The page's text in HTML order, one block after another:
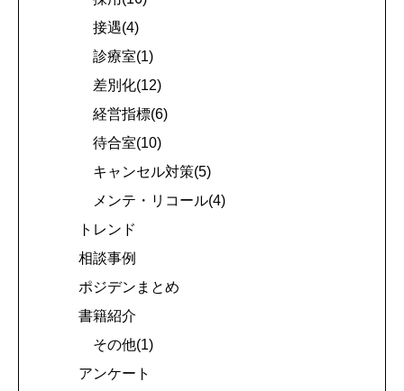
接遇(4)
診療室(1)
差別化(12)
経営指標(6)
待合室(10)
キャンセル対策(5)
メンテ・リコール(4)
トレンド
相談事例
ポジデンまとめ
書籍紹介
その他(1)
アンケート